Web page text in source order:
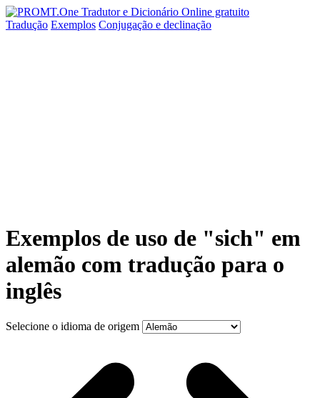
Tradução Exemplos Conjugação e declinação
Exemplos de uso de "sich" em
alemão com tradução para o
inglês
Selecione o idioma de origem